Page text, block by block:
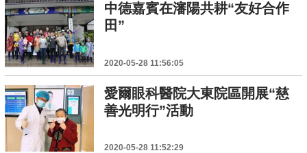
中德嘉賓在瀋陽共耕“友好合作
田”
2020-05-28 11:56:05
愛爾眼科醫院大東院區開展“慈
善光明行”活動
2020-05-28 11:52:29